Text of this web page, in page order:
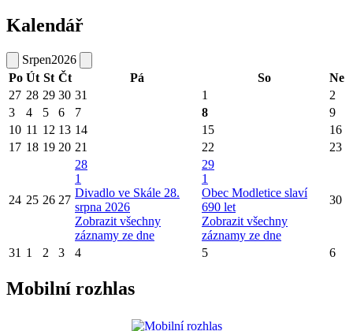
Kalendář
Srpen2026
Po Út St Čt Pá So
Ne
27 28 29 30 31 1
2
3
4 5 6 7 8
9
10 11 12 13 14 15
16
17 18 19 20 21 22 23
24 25 26 27
28
1
Divadlo ve Skále 28.
srpna 2026
Zobrazit všechny
záznamy ze dne
29
1
Obec Modletice slaví
690 let
Zobrazit všechny
záznamy ze dne
30
31 1 2 3 4 5 6
Mobilní rozhlas